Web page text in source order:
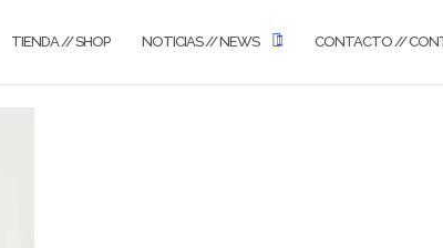
TIENDA // SHOP NOTICIAS // NEWS CONTACTO //